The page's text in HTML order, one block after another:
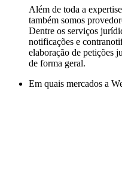
Além de toda a
também somos
Dentre os serviços
notificações e
elaboração de petições
de forma geral.
Em quais mercados a